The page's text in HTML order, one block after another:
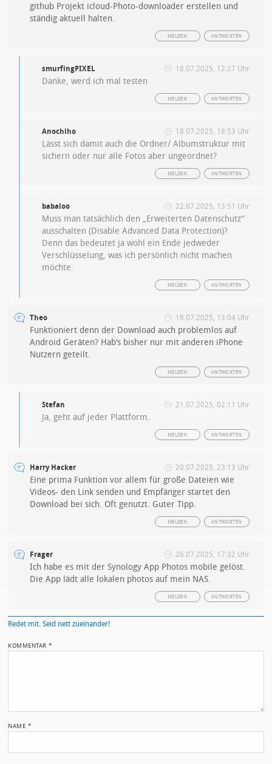
github Projekt icloud-Photo-downloader erstellen und
ständig aktuell halten.
ANTWORTEN
MELDEN
smurfingPIXEL 18.07.2025, 12:27 Uhr
Danke, werd ich mal testen
ANTWORTEN
MELDEN
Anochiho 18.07.2025, 18:53 Uhr
Lässt sich damit auch die Ordner/ Albumstruktur mit
sichern oder nur alle Fotos aber ungeordnet?
ANTWORTEN
MELDEN
babaloo 22.07.2025, 13:51 Uhr
Muss man tatsächlich den „Erweiterten Datenschutz“
ausschalten (Disable Advanced Data Protection)?
Denn das bedeutet ja wohl ein Ende jedweder
Verschlüsselung, was ich persönlich nicht machen
möchte.
ANTWORTEN
MELDEN
Theo 18.07.2025, 13:04 Uhr
Funktioniert denn der Download auch problemlos auf
Android Geräten? Hab’s bisher nur mit anderen iPhone
Nutzern geteilt.
ANTWORTEN
MELDEN
Stefan 21.07.2025, 02:11 Uhr
Ja, geht auf jeder Plattform.
ANTWORTEN
MELDEN
Harry Hacker 20.07.2025, 23:13 Uhr
Eine prima Funktion vor allem für große Dateien wie
Videos- den Link senden und Empfänger startet den
Download bei sich. Oft genutzt. Guter Tipp.
ANTWORTEN
MELDEN
Frager 26.07.2025, 17:32 Uhr
Ich habe es mit der Synology App Photos mobile gelöst.
Die App lädt alle lokalen photos auf mein NAS.
ANTWORTEN
MELDEN
Redet mit. Seid nett zueinander!
KOMMENTAR*
NAME *